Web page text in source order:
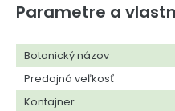
Parametre a
Botanický názov
Predajná veľkosť
Kontajner